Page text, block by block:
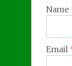
Name
Email